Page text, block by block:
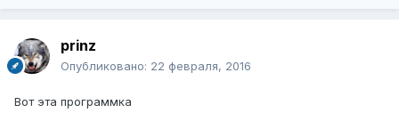
prinz
Опубликовано: 22 февраля, 2016
Вот эта программка